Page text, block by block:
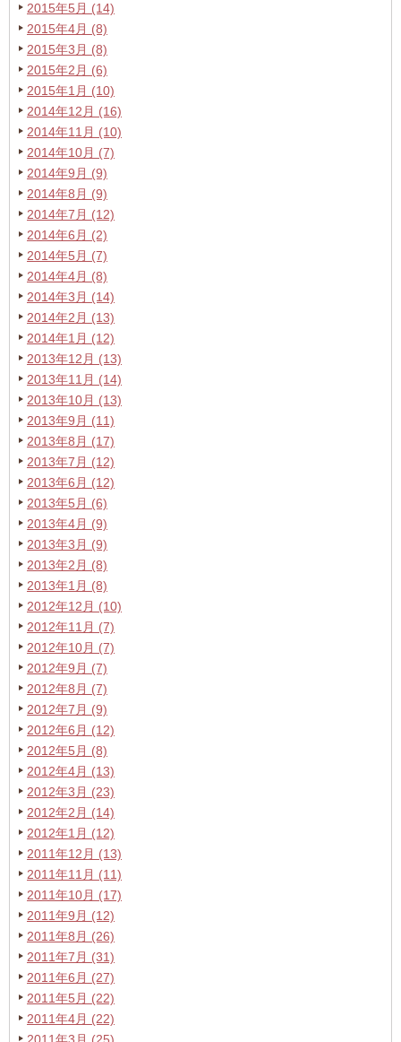
2015年5月 (14)
2015年4月 (8)
2015年3月 (8)
2015年2月 (6)
2015年1月 (10)
2014年12月 (16)
2014年11月 (10)
2014年10月 (7)
2014年9月 (9)
2014年8月 (9)
2014年7月 (12)
2014年6月 (2)
2014年5月 (7)
2014年4月 (8)
2014年3月 (14)
2014年2月 (13)
2014年1月 (12)
2013年12月 (13)
2013年11月 (14)
2013年10月 (13)
2013年9月 (11)
2013年8月 (17)
2013年7月 (12)
2013年6月 (12)
2013年5月 (6)
2013年4月 (9)
2013年3月 (9)
2013年2月 (8)
2013年1月 (8)
2012年12月 (10)
2012年11月 (7)
2012年10月 (7)
2012年9月 (7)
2012年8月 (7)
2012年7月 (9)
2012年6月 (12)
2012年5月 (8)
2012年4月 (13)
2012年3月 (23)
2012年2月 (14)
2012年1月 (12)
2011年12月 (13)
2011年11月 (11)
2011年10月 (17)
2011年9月 (12)
2011年8月 (26)
2011年7月 (31)
2011年6月 (27)
2011年5月 (22)
2011年4月 (22)